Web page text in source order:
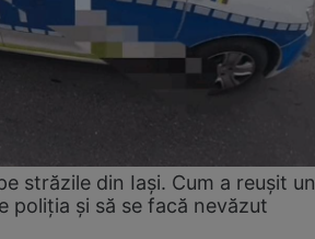
străzile din Iași. Cum a reușit un
poliția și să se facă nevăzut